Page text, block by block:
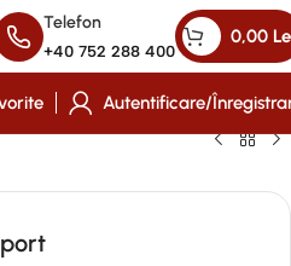
Telefon
+40 752 288 400
0,00
Autentificare/